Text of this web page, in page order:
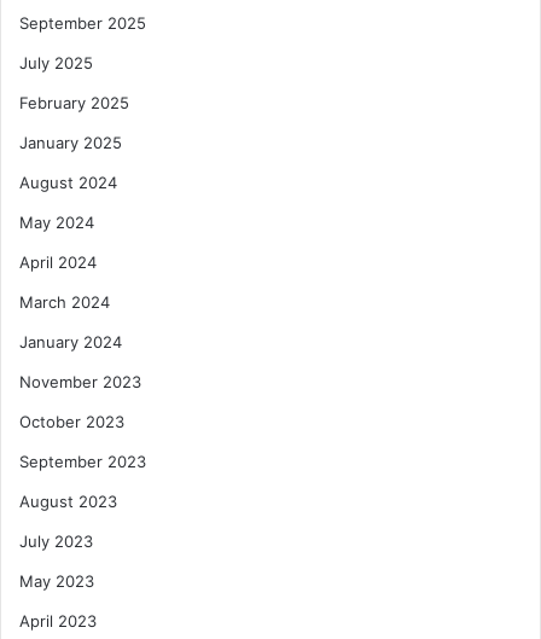
September 2025
July 2025
February 2025
January 2025
August 2024
May 2024
April 2024
March 2024
January 2024
November 2023
October 2023
September 2023
August 2023
July 2023
May 2023
April 2023